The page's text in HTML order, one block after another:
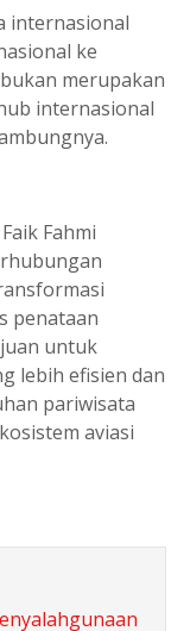
internasional
ke
merupakan
internasional
Fahmi
penataan
untuk
lebih efisien dan
pariwisata
aviasi